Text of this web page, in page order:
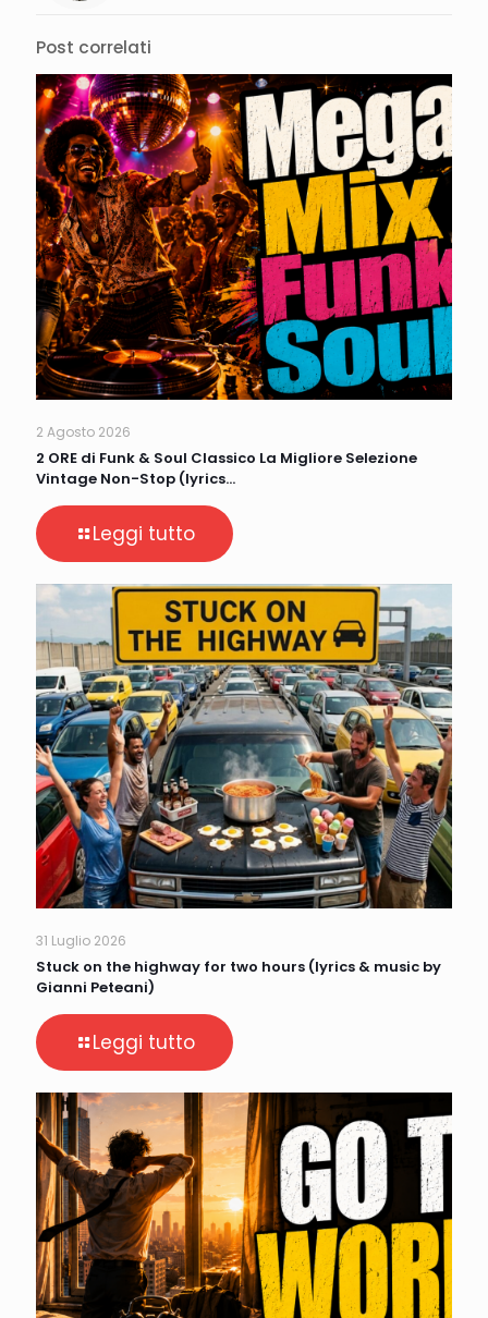
Post correlati
2 Agosto 2026
2 ORE di Funk & Soul Classico La Migliore Selezione
Vintage Non-Stop (lyrics…
Leggi tutto
31 Luglio 2026
Stuck on the highway for two hours (lyrics & music by
Gianni Peteani)
Leggi tutto